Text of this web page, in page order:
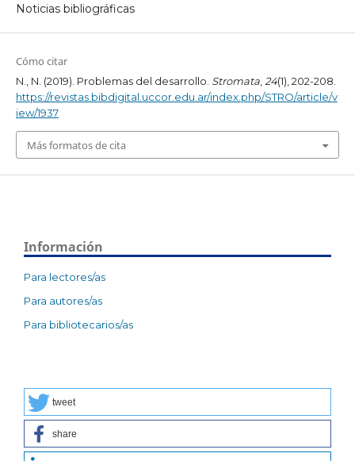
Noticias bibliográficas
Cómo citar
N., N. (2019). Problemas del desarrollo. Stromata,24(1), 202-208.
https://revistas.bibdigital.uccor.edu.ar/index.php/STRO/article/v
iew/1937
Más formatos de cita
Información
Para lectores/as
Para autores/as
Para bibliotecarios/as
tweet
share